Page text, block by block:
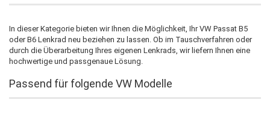
In dieser Kategorie bieten wir Ihnen die Möglichkeit, Ihr VW Passat B5
oder B6 Lenkrad neu beziehen zu lassen. Ob im Tauschverfahren oder
durch die Überarbeitung Ihres eigenen Lenkrads, wir liefern Ihnen eine
hochwertige und passgenaue Lösung.
Passend für folgende VW Modelle